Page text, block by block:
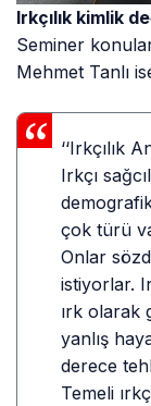
Irkçılık kimlik
Seminer
Mehmet Tanlı
‘‘Irkçılık
Irkçı
çok türü
Onlar
istiyorlar.
ırk olarak
yanlış
derece
Temeli